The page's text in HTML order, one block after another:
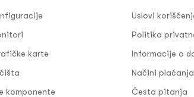
karte
komponente
Uslovi
Politika
Informacije o
Načini plaćanja
Česta pitanja